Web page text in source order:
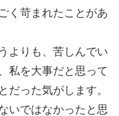
く苛まれたことがあ
よりも、苦しんでい
私を大事だと思って
だった気がします。
いではなかったと思